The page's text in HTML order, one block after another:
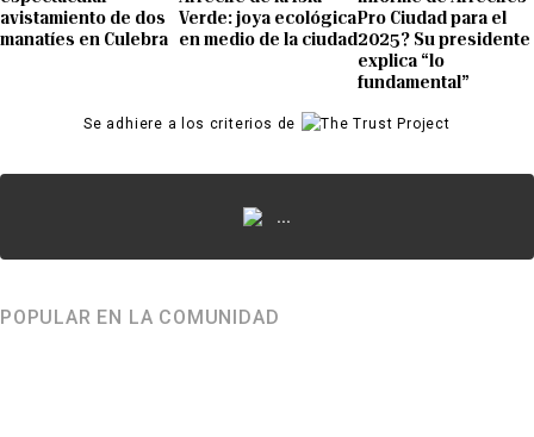
avistamiento de dos
manatíes en Culebra
Verde: joya ecológica
en medio de la ciudad
Pro Ciudad para el
2025? Su presidente
explica “lo
fundamental”
Se adhiere a los criterios de
...
POPULAR EN LA COMUNIDAD